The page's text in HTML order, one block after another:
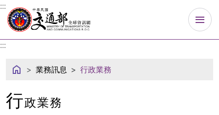
中華民國交通部
:::
:::
業務訊息 行政業務
行政業務